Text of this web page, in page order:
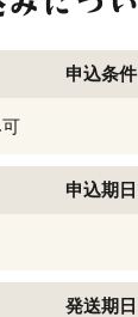
申込条件
申込期日
発送期日